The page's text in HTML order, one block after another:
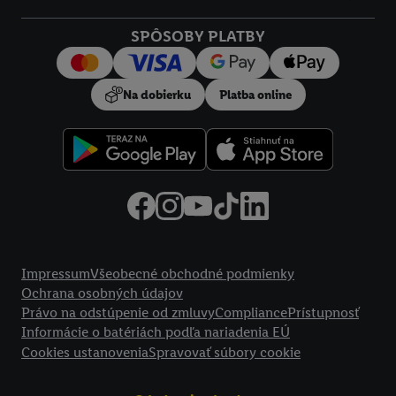
SPÔSOBY PLATBY
Na dobierku Platba online
ImpressumVšeobecné obchodné podmienky
Ochrana osobných údajov
Právo na odstúpenie od zmluvyCompliancePrístupnosť
Informácie o batériách podľa nariadenia EÚ
Cookies ustanoveniaSpravovať súbory cookie
Kliknutím na možnosť "Odmietnuť" môžete povoliť iba
používanie potrebných technológií. Kliknutím na "
vyjadríte súhlas so spracúvaním na všetky vyššie uvedené účely.
Ďalšie informácie vrátane informácií o dobe uchovávania
údajov a Vašom práve kedykoľvek odvolať súhlas s účinnosťou
do budúcnosti nájdete v našichzásadách ochrany osobných
Imprint nájdete tu.